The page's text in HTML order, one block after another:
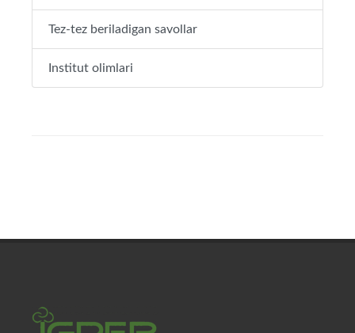
Tez-tez beriladigan savollar
Institut olimlari